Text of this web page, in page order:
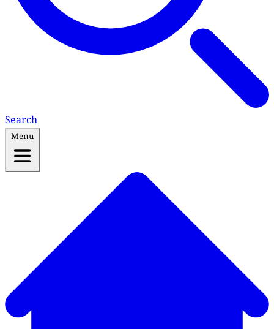
Search
Menu